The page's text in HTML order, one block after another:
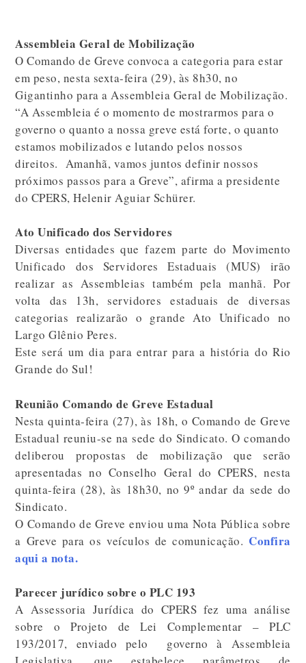
Assembleia Geral de Mobilização
O Comando de Greve convoca a categoria para estar
em peso, nesta sexta-feira (29), às 8h30, no
Gigantinho para a Assembleia Geral de Mobilização.
“A Assembleia é o momento de mostrarmos para o
governo o quanto a nossa greve está forte, o quanto
estamos mobilizados e lutando pelos nossos
direitos. Amanhã, vamos juntos definir nossos
próximos passos para a Greve”, afirma a presidente
do CPERS, Helenir Aguiar Schürer.
Ato Unificado dos Servidores
Diversas entidades que fazem parte do Movimento
Unificado dos Servidores Estaduais (MUS) irão
realizar as Assembleias também pela manhã. Por
volta das 13h, servidores estaduais de diversas
categorias realizarão o grande Ato Unificado no
Largo Glênio Peres.
Este será um dia para entrar para a história do Rio
Grande do Sul!
Reunião Comando de Greve Estadual
Nesta quinta-feira (27), às 18h, o Comando de Greve
Estadual reuniu-se na sede do Sindicato. O comando
deliberou propostas de mobilização que serão
apresentadas no Conselho Geral do CPERS, nesta
quinta-feira (28), às 18h30, no 9º andar da sede do
Sindicato.
O Comando de Greve enviou uma Nota Pública sobre
a Greve para os veículos de comunicação. Confira
aqui a nota.
Parecer jurídico sobre o PLC 193
A Assessoria Jurídica do CPERS fez uma análise
sobre o Projeto de Lei Complementar – PLC
193/2017, enviado pelo governo à Assembleia